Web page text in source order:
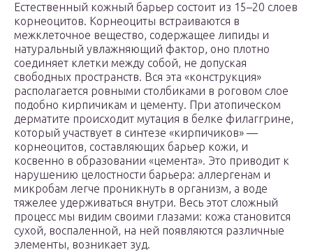
Естественный кожный барьер состоит из 15–20 слоев
корнеоцитов. Корнеоциты встраиваются в
межклеточное вещество, содержащее липиды и
натуральный увлажняющий фактор, оно плотно
соединяет клетки между собой, не допуская
свободных пространств. Вся эта «конструкция»
располагается ровными столбиками в роговом слое
подобно кирпичикам и цементу. При атопическом
дерматите происходит мутация в белке филаггрине,
который участвует в синтезе «кирпичиков» —
корнеоцитов, составляющих барьер кожи, и
косвенно в образовании «цемента». Это приводит к
нарушению целостности барьера: аллергенам и
микробам легче проникнуть в организм, а воде
тяжелее удерживаться внутри. Весь этот сложный
процесс мы видим своими глазами: кожа становится
сухой, воспаленной, на ней появляются различные
элементы, возникает зуд.